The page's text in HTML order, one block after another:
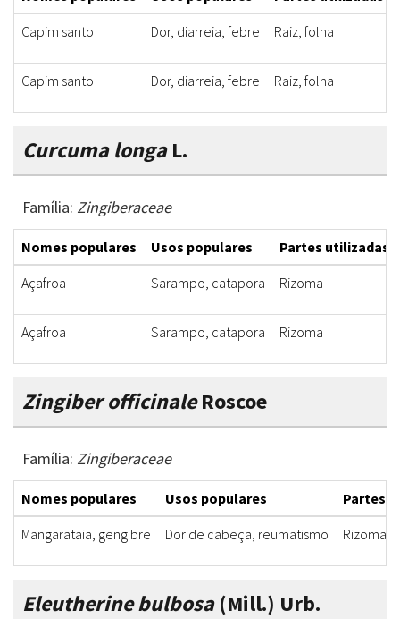
Capim santo
Dor, diarreia, febre Raiz, folha
Capim santo Dor, diarreia, febre Raiz, folha
Curcuma longaL.
Família: Zingiberaceae
Nomes populares Usos populares
Partes utilizadas
Açafroa
Sarampo, catapora Rizoma
Açafroa Sarampo, catapora Rizoma
Zingiber officinaleRoscoe
Família: Zingiberaceae
Nomes populares Usos populares
Partes
Mangarataia, gengibre
Dor de cabeça, reumatismo Rizoma
Eleutherine bulbosa(Mill.) Urb.